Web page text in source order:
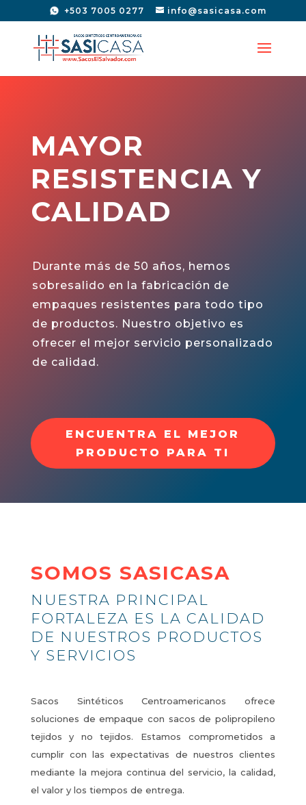
+503 7005 0277 info@sasicasa.com
MAYOR
RESISTENCIA Y
CALIDAD
Durante más de 50 años, hemos
sobresalido en la fabricación de
empaques resistentes para todo tipo
de productos. Nuestro objetivo es
ofrecer el mejor servicio personalizado
de calidad.
ENCUENTRA EL MEJOR
PRODUCTO PARA TI
SOMOS SASICASA
NUESTRA PRINCIPAL
FORTALEZA ES LA CALIDAD
DE NUESTROS PRODUCTOS
Y SERVICIOS
Sacos Sintéticos Centroamericanos ofrece
soluciones de empaque con sacos de polipropileno
tejidos y no tejidos. Estamos comprometidos a
cumplir con las expectativas de nuestros clientes
mediante la mejora continua del servicio, la calidad,
el valor y los tiempos de entrega.